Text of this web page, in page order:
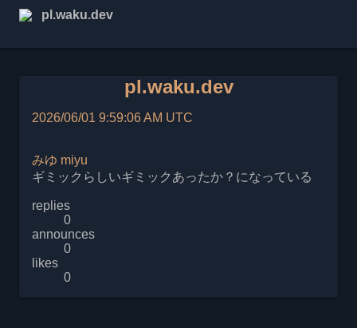
pl.waku.dev
pl.waku.dev
2026/06/01 9:59:06 AM UTC
みゆ miyu
ギミックらしいギミックあったか？になっている
replies
0
announces
0
likes
0